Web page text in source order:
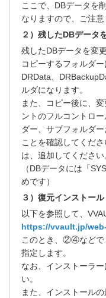
ここで、DBデータを
なりますので、ご注意
２）残したDBデータ
残したDBデータを変
コピーするフォルダー
DRData、
ルダになります。
また、コピー後に、
ントのフルコントロ
ダー、サブフォルダ
ことを確認してくだ
は、追加してください
（DBデータには「
めです）
３）復元インストール
以下を参照して、
https://vvault.jp/
このとき、②④などで
指定します。
なお、インストーラ
い。
また、インストール